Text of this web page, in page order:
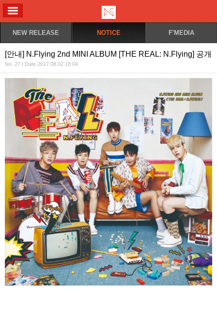
NEW RELEASE NOTICE F'MEDIA
[안내] N.Flying 2nd MINI ALBUM [THE REAL: N.Flying] 공개
No. 27 | Date 2017.08.02 18:04